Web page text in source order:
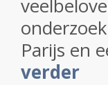
Parijs en
verder